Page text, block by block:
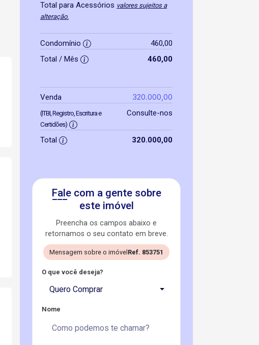
Total para Acessórios valores sujeitos a
alteração.
Condomínio
460,00
Total / Mês
460,00
Venda 320.000,00
(ITBI, Registro, Escritura e
Certidões)
Consulte-nos
Total 320.000,00
Fale com a gente sobre
este imóvel
Preencha os campos abaixo e
retornamos o seu contato em breve.
Mensagem sobre o imóvel Ref. 853751
O que você deseja?
Quero Comprar
Nome